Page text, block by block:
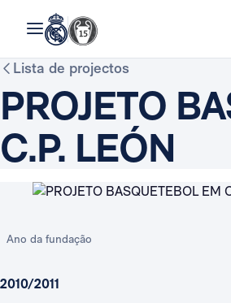
Lista de projectos
PROJETO
C.P. LEÓN
Ano da fundação
2010/2011